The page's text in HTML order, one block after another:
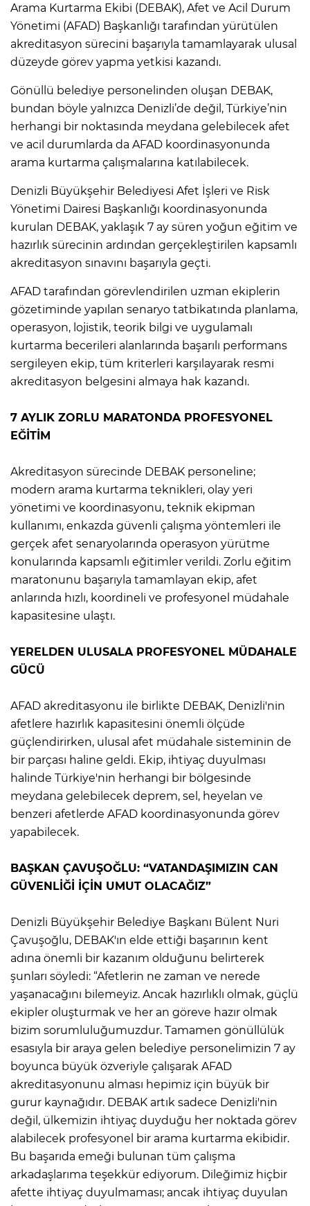
Arama Kurtarma Ekibi (DEBAK), Afet ve Acil Durum
Yönetimi (AFAD) Başkanlığı tarafından yürütülen
akreditasyon sürecini başarıyla tamamlayarak ulusal
düzeyde görev yapma yetkisi kazandı.
Gönüllü belediye personelinden oluşan DEBAK,
bundan böyle yalnızca Denizli’de değil, Türkiye’nin
herhangi bir noktasında meydana gelebilecek afet
ve acil durumlarda da AFAD koordinasyonunda
arama kurtarma çalışmalarına katılabilecek.
Denizli Büyükşehir Belediyesi Afet İşleri ve Risk
Yönetimi Dairesi Başkanlığı koordinasyonunda
kurulan DEBAK, yaklaşık 7 ay süren yoğun eğitim ve
hazırlık sürecinin ardından gerçekleştirilen kapsamlı
akreditasyon sınavını başarıyla geçti.
AFAD tarafından görevlendirilen uzman ekiplerin
gözetiminde yapılan senaryo tatbikatında planlama,
operasyon, lojistik, teorik bilgi ve uygulamalı
kurtarma becerileri alanlarında başarılı performans
sergileyen ekip, tüm kriterleri karşılayarak resmi
akreditasyon belgesini almaya hak kazandı.
7 AYLIK ZORLU MARATONDA PROFESYONEL
EĞİTİM
Akreditasyon sürecinde DEBAK personeline;
modern arama kurtarma teknikleri, olay yeri
yönetimi ve koordinasyonu, teknik ekipman
kullanımı, enkazda güvenli çalışma yöntemleri ile
gerçek afet senaryolarında operasyon yürütme
konularında kapsamlı eğitimler verildi. Zorlu eğitim
maratonunu başarıyla tamamlayan ekip, afet
anlarında hızlı, koordineli ve profesyonel müdahale
kapasitesine ulaştı.
YERELDEN ULUSALA PROFESYONEL MÜDAHALE
GÜCÜ
AFAD akreditasyonu ile birlikte DEBAK, Denizli'nin
afetlere hazırlık kapasitesini önemli ölçüde
güçlendirirken, ulusal afet müdahale sisteminin de
bir parçası haline geldi. Ekip, ihtiyaç duyulması
halinde Türkiye'nin herhangi bir bölgesinde
meydana gelebilecek deprem, sel, heyelan ve
benzeri afetlerde AFAD koordinasyonunda görev
yapabilecek.
BAŞKAN ÇAVUŞOĞLU: “VATANDAŞIMIZIN CAN
GÜVENLİĞİ İÇİN UMUT OLACAĞIZ”
Denizli Büyükşehir Belediye Başkanı Bülent Nuri
Çavuşoğlu, DEBAK'ın elde ettiği başarının kent
adına önemli bir kazanım olduğunu belirterek
şunları söyledi: “Afetlerin ne zaman ve nerede
yaşanacağını bilemeyiz. Ancak hazırlıklı olmak, güçlü
ekipler oluşturmak ve her an göreve hazır olmak
bizim sorumluluğumuzdur. Tamamen gönüllülük
esasıyla bir araya gelen belediye personelimizin 7 ay
boyunca büyük özveriyle çalışarak AFAD
akreditasyonunu alması hepimiz için büyük bir
gurur kaynağıdır. DEBAK artık sadece Denizli'nin
değil, ülkemizin ihtiyaç duyduğu her noktada görev
alabilecek profesyonel bir arama kurtarma ekibidir.
Bu başarıda emeği bulunan tüm çalışma
arkadaşlarıma teşekkür ediyorum. Dileğimiz hiçbir
afette ihtiyaç duyulmaması; ancak ihtiyaç duyulan